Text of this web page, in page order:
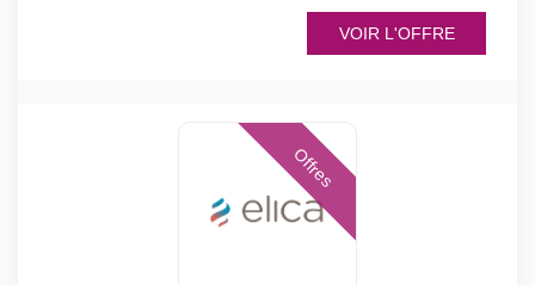
VOIR L'OFFRE
Offres